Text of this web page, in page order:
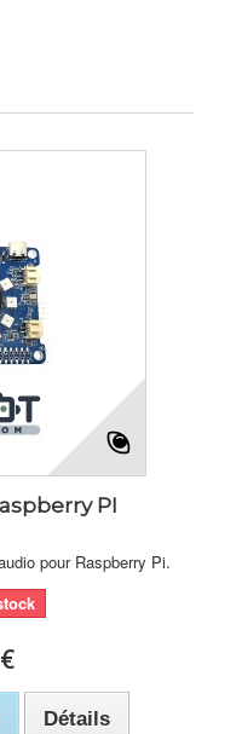
PI
pour Raspberry Pi.
Détails